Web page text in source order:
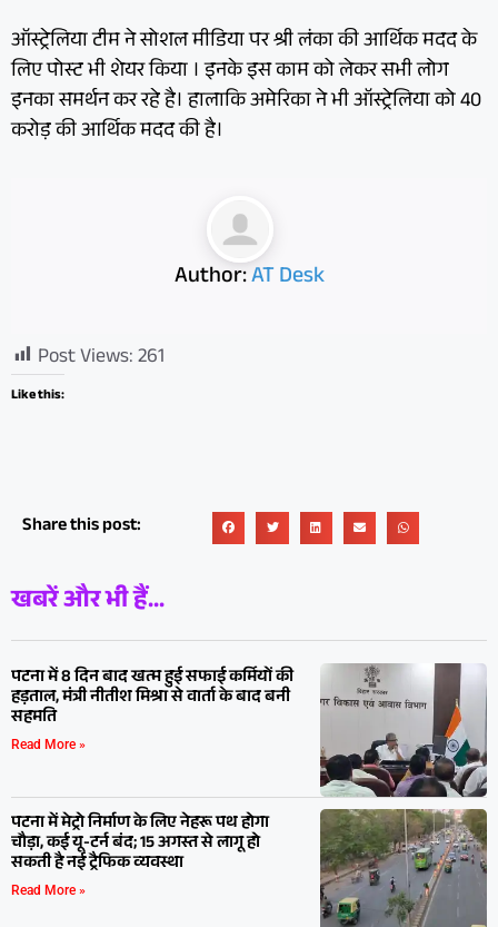
ऑस्ट्रेलिया टीम ने सोशल मीडिया पर श्री लंका की आर्थिक मदद के
लिए पोस्ट भी शेयर किया । इनके इस काम को लेकर सभी लोग
इनका समर्थन कर रहे है। हालाकि अमेरिका ने भी ऑस्ट्रेलिया को 40
करोड़ की आर्थिक मदद की है।
Author:AT Desk
Post Views:261
Like this:
Share this post:
खबरें और भी हैं...
पटना में 8 दिन बाद खत्म हुई सफाई कर्मियों की
हड़ताल, मंत्री नीतीश मिश्रा से वार्ता के बाद बनी
सहमति
Read More »
पटना में मेट्रो निर्माण के लिए नेहरू पथ होगा
चौड़ा, कई यू-टर्न बंद; 15 अगस्त से लागू हो
सकती है नई ट्रैफिक व्यवस्था
Read More »